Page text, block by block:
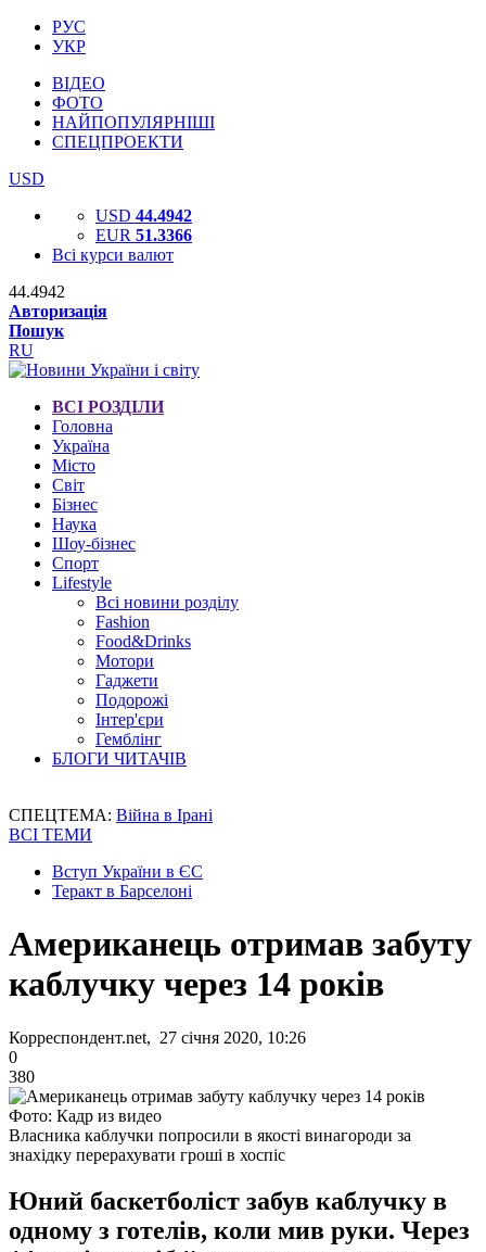
РУС
УКР
ВІДЕО
ФОТО
НАЙПОПУЛЯРНІШІ
СПЕЦПРОЕКТИ
USD
USD 44.4942
EUR 51.3366
Всі курси валют
44.4942
Авторизація
Пошук
RU
ВСІ РОЗДІЛИ
Головна
Україна
Місто
Світ
Бізнес
Наука
Шоу-бізнес
Спорт
Lifestyle
Всі новини розділу
Fashion
Food&Drinks
Мотори
Гаджети
Подорожі
Інтер'єри
Гемблінг
БЛОГИ ЧИТАЧІВ
СПЕЦТЕМА: Війна в Ірані
ВСІ ТЕМИ
Вступ України в ЄС
Теракт в Барселоні
Американець отримав забуту
каблучку через 14 років
Корреспондент.net, 27 січня 2020, 10:26
0
380
Фото: Кадр из видео
Власника каблучки попросили в якості винагороди за
знахідку перерахувати гроші в хоспіс
Юний баскетболіст забув каблучку в
одному з готелів, коли мив руки. Через